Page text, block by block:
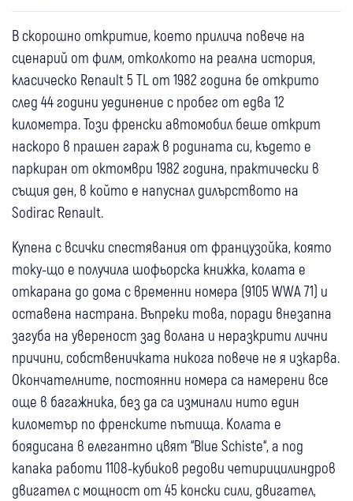
В скорошно откритие, което прилича повече на
сценарий от филм, отколкото на реална история,
класическо Renault 5 TL от 1982 година бе открито
след 44 години уединение с пробег от едва 12
километра. Този френски автомобил беше открит
наскоро в прашен гараж в родината си, където е
паркиран от октомври 1982 година, практически в
същия ден, в който е напуснал дилърството на
Sodirac Renault.
Купена с всички спестявания от французойка, която
току-що е получила шофьорска книжка, колата е
откарана до дома с временни номера (9105 WWA 71) и
оставена настрана. Въпреки това, поради внезапна
загуба на увереност зад волана и неразкрити лични
причини, собственичката никога повече не я изкарва.
Окончателните, постоянни номера са намерени все
още в багажника, без да са изминали нито един
километър по френските пътища. Колата е
боядисана в елегантно цвят “Blue Schiste“, а под
капака работи 1108-кубиков редови четирицилиндров
двигател с мощност от 45 конски сили, двигател,